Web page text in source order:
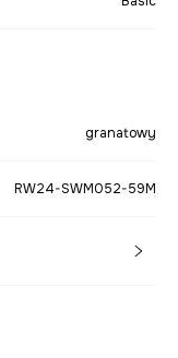
granatowy
RW24-SWM052-59M